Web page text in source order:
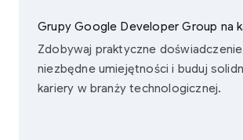
Grupy Google Developer Group na
Zdobywaj praktyczne
niezbędne umiejętności i buduj
kariery w branży technologicznej.